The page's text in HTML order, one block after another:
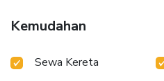
Kemudahan
Sewa Kereta